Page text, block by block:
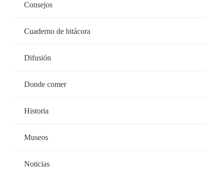
Consejos
Cuaderno de bitácora
Difusión
Donde comer
Historia
Museos
Noticias